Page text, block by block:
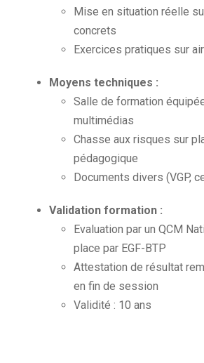
Mise en situation réelle
concrets
Exercices pratiques sur
Moyens techniques :
Salle de formation
multimédias
Chasse aux risques sur
pédagogique
Documents divers (VGP,
Validation formation :
Evaluation par un QCM
place par EGF-BTP
Attestation de résultat
en fin de session
Validité : 10 ans